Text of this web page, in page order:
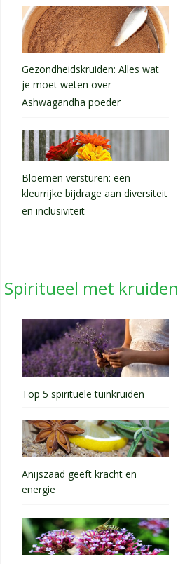
Gezondheidskruiden: Alles wat
je moet weten over
Ashwagandha poeder
Bloemen versturen: een
kleurrijke bijdrage aan diversiteit
en inclusiviteit
Spiritueel met kruiden
Top 5 spirituele tuinkruiden
Anijszaad geeft kracht en
energie